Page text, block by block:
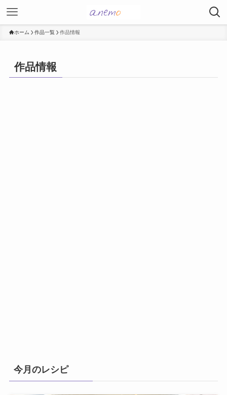
ホーム 作品一覧 作品情報
作品情報
今月のレシピ